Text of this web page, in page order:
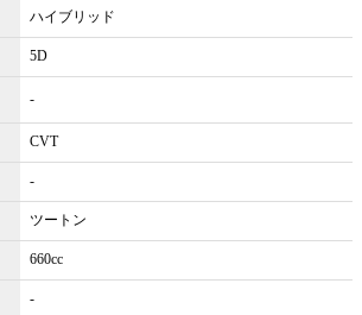
ハイブリッド
5D
-
CVT
-
ツートン
660cc
-